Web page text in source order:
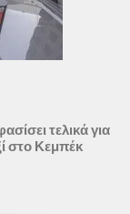
τελικά για
στο Κεμπέκ